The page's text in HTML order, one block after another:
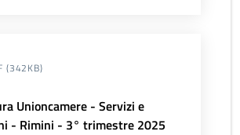
(342KB)
Unioncamere - Servizi e
- Rimini - 3° trimestre 2025